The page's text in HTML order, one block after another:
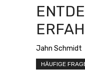
Jahn Schmidt
HÄUFIGE